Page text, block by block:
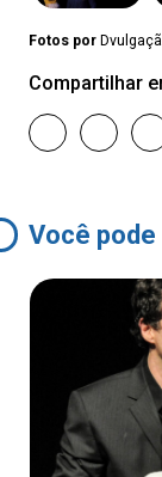
Fotos por
Compartilhar
Você